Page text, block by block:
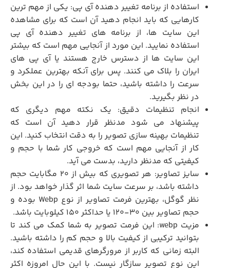
استفاده از برنامه تغییر دهنده آی پی: یکی از مهم ترین
کارهایی که باید انجام دهید آن است که برای مشاهده
این سایت ها، از برنامه های تغییر دهنده آی پی
استفاده نمایید. این مورد از آنجایی مهم است که بیشتر
این سایت ها از دسترس خارج هستند یا آی پی های
ایران را بلاک می کنند. پس برای آنکه بهترین عملکرد و
سرعت را داشته باشید، حتما بودجه ای را در این بخش
در نظر بگیرید.
انجام تنظیمات دقیق: یک نکته مهم دیگری که
پیشنهاد می شود مدنظر قرار دهید آن است که
تنظیمات بهینه سازی تصویر را به دقت انتخاب کنید. این
کار از آنجایی مهم است که خروجی کار شما با حجم و
کیفیتی که مدنظر دارید، بدست می آید.
سایز تصاویر: هر تصویری که بیش از 20 مگابایت حجم
داشته باشد، بر سرعت سایت شما اثر گذار خواهد بود. از
نظر گوگل، بهترین فرمت تصاویر از نوع Webp بوده و
حجم تصاویر بین 30-120 یا حداکثر 150 کیلوبایت باشد.
مزیت webp: این فرمت تصویر به شما کمک می کند تا
بتوانید ترکیبی از کیفیت بالا و حجم کم را داشته باشید.
البته زمانی که کاربر از مرورگرهای قدیمی استفاده کند،
این نوع تصویر سازگار نیست. با این حال امروزه اکثر